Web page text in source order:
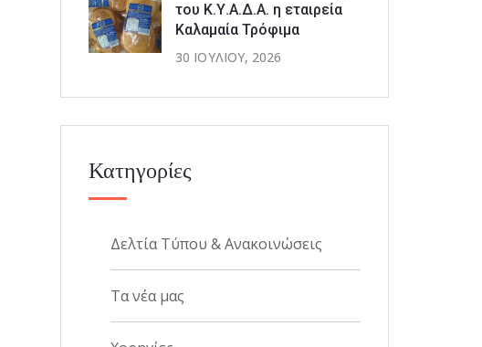
του Κ.Υ.Α.Δ.Α. η εταιρεία
Καλαμαία Τρόφιμα
30 ΙΟΥΛΊΟΥ, 2026
Κατηγορίες
Δελτία Τύπου & Ανακοινώσεις
Τα νέα μας